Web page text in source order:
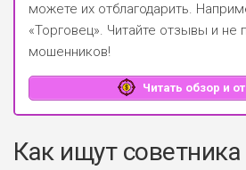
можете их отблагодарить.
«Торговец». Читайте отзывы и не
мошенников!
Читать обзор и
Как ищут советника